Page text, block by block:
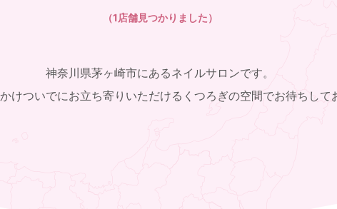
（1店舗見つかりました）
神奈川県茅ヶ崎市にあるネイルサロンです。
けついでにお立ち寄りいただけるくつろぎの空間でお待ちして